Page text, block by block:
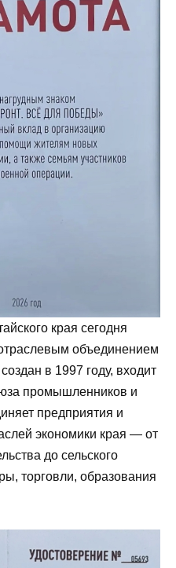
края сегодня
объединением
в 1997 году, входит
промышленников и
предприятия и
экономики края — от
до сельского
торговли, образования